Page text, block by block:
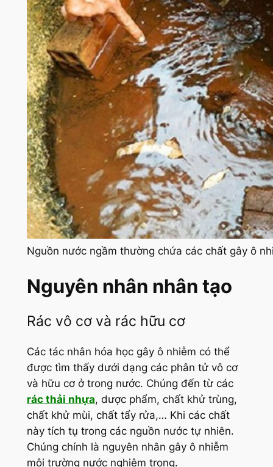
Nguồn nước ngầm thường chứa các chất gây ô
Nguyên nhân nhân tạo
Rác vô cơ và rác hữu cơ
Các tác nhân hóa học gây ô nhiễm có thể
được tìm thấy dưới dạng các phân tử vô cơ
và hữu cơ ở trong nước. Chúng đến từ các
rác thải nhựa, dược phẩm, chất khử trùng,
chất khử mùi, chất tẩy rửa,… Khi các chất
này tích tụ trong các nguồn nước tự nhiên.
Chúng chính là nguyên nhân gây ô nhiễm
môi trường nước nghiêm trọng.